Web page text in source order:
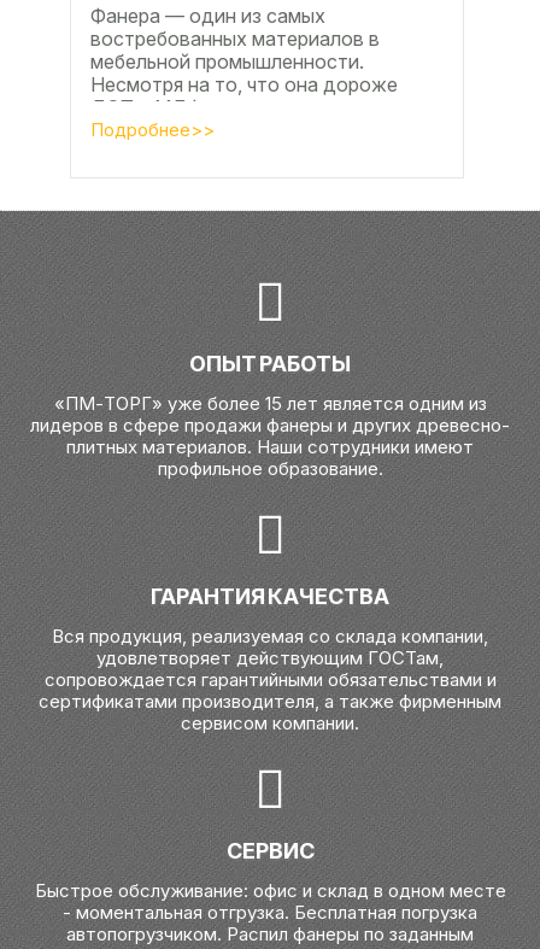
Фанера — один из самых
востребованных материалов в
мебельной промышленности.
Несмотря на то, что она дороже
ДСП и МДФ , ее очень часто
используют для изготовления...
Подробнее>>
ОПЫТ РАБОТЫ
«ПМ-ТОРГ» уже более 15 лет является одним из
лидеров в сфере продажи фанеры и других древесно-
плитных материалов. Наши сотрудники имеют
профильное образование.
ГАРАНТИЯ КАЧЕСТВА
Вся продукция, реализуемая со склада компании,
удовлетворяет действующим ГОСТам,
сопровождается гарантийными обязательствами и
сертификатами производителя, а также фирменным
сервисом компании.
СЕРВИС
Быстрое обслуживание: офис и склад в одном месте
- моментальная отгрузка. Бесплатная погрузка
автопогрузчиком. Распил фанеры по заданным